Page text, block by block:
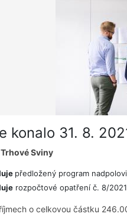
konalo 31. 8.
Sviny
předložený program
rozpočtové opatření č. 8/
o celkovou částku